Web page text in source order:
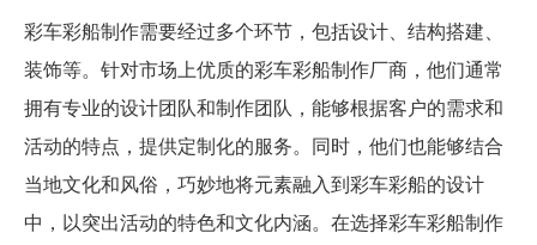
彩车彩船制作需要经过多个环节，包括设计、结构搭建、
装饰等。针对市场上优质的彩车彩船制作厂商，他们通常
拥有专业的设计团队和制作团队，能够根据客户的需求和
活动的特点，提供定制化的服务。同时，他们也能够结合
当地文化和风俗，巧妙地将元素融入到彩车彩船的设计
中，以突出活动的特色和文化内涵。在选择彩车彩船制作